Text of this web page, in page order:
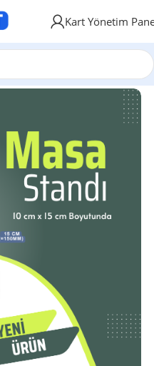
Kart Yönetim